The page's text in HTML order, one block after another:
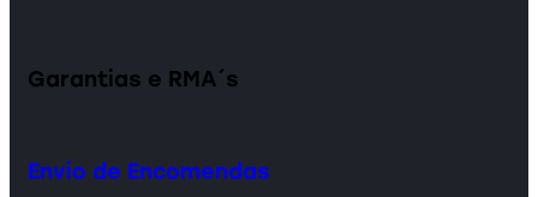
Garantias e RMA´s
Envio de Encomendas